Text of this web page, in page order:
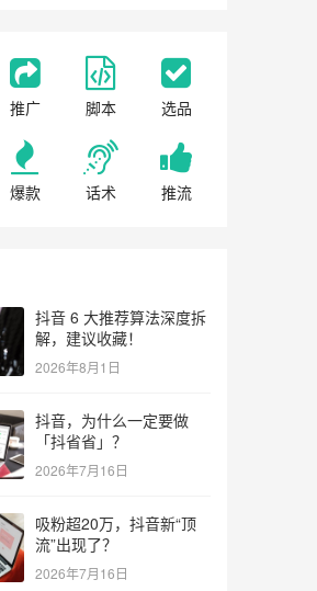
推广 脚本 选品
爆款 话术 推流
抖音 6 大推荐算法深度拆
解，建议收藏！
2026年8月1日
抖音，为什么一定要做
「抖省省」？
2026年7月16日
吸粉超20万，抖音新“顶
流”出现了？
2026年7月16日